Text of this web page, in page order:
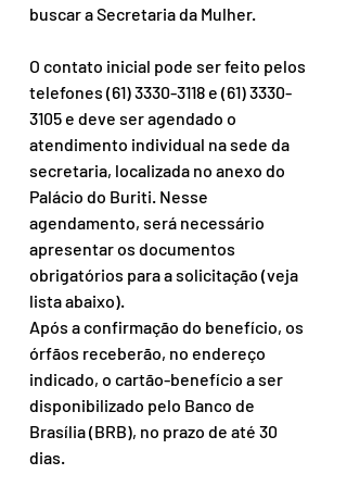
buscar a Secretaria da Mulher.
O contato inicial pode ser feito pelos
telefones (61) 3330-3118 e (61) 3330-
3105 e deve ser agendado o
atendimento individual na sede da
secretaria, localizada no anexo do
Palácio do Buriti. Nesse
agendamento, será necessário
apresentar os documentos
obrigatórios para a solicitação (veja
lista abaixo).
Após a confirmação do benefício, os
órfãos receberão, no endereço
indicado, o cartão-benefício a ser
disponibilizado pelo Banco de
Brasília (BRB), no prazo de até 30
dias.